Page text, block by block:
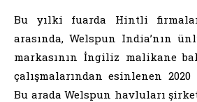
Bu yılki fuarda Hintli
arasında, Welspun India’nın
markasının İngiliz malikane
çalışmalarından esinlenen
Bu arada Welspun havluları